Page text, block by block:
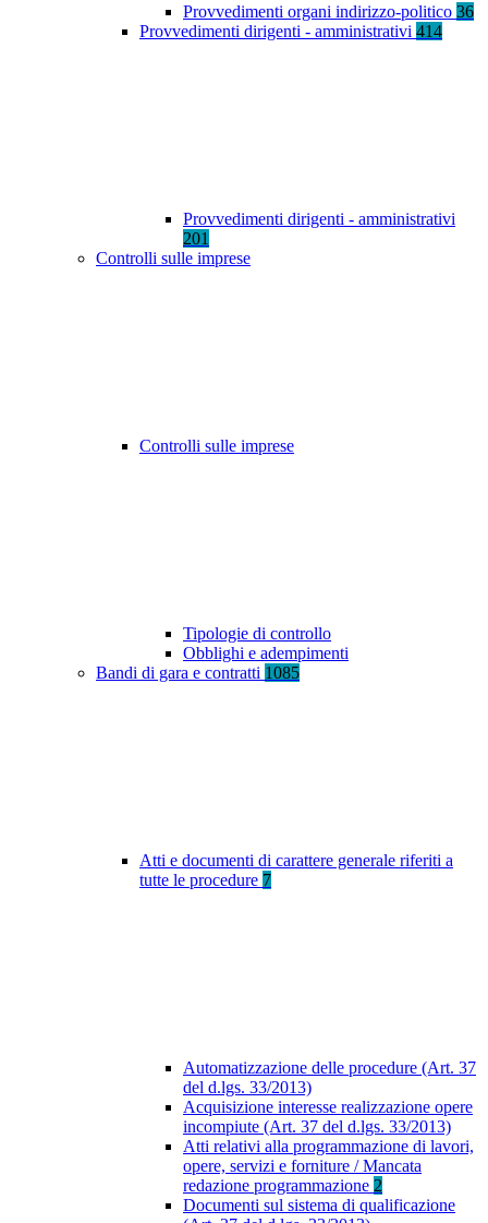
Provvedimenti organi indirizzo-politico 36
Provvedimenti dirigenti - amministrativi 414
Provvedimenti dirigenti - amministrativi
201
Controlli sulle imprese
Controlli sulle imprese
Tipologie di controllo
Obblighi e adempimenti
Bandi di gara e contratti 1085
Atti e documenti di carattere generale riferiti a
tutte le procedure 7
Automatizzazione delle procedure (Art. 37
del d.lgs. 33/2013)
Acquisizione interesse realizzazione opere
incompiute (Art. 37 del d.lgs. 33/2013)
Atti relativi alla programmazione di lavori,
opere, servizi e forniture / Mancata
redazione programmazione 2
Documenti sul sistema di qualificazione